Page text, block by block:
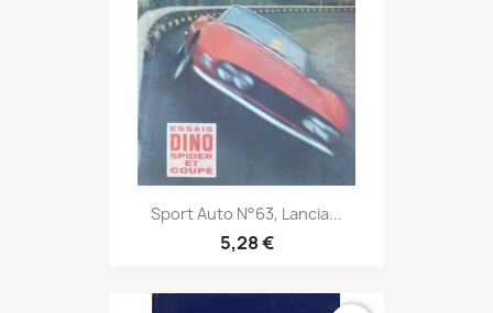
Sport Auto N°63, Lancia...
5,28 €